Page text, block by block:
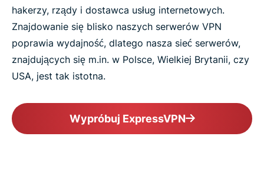
hakerzy, rządy i dostawca usług internetowych.
Znajdowanie się blisko naszych serwerów VPN
poprawia wydajność, dlatego nasza sieć serwerów,
znajdujących się m.in. w Polsce, Wielkiej Brytanii, czy
USA, jest tak istotna.
Wypróbuj ExpressVPN